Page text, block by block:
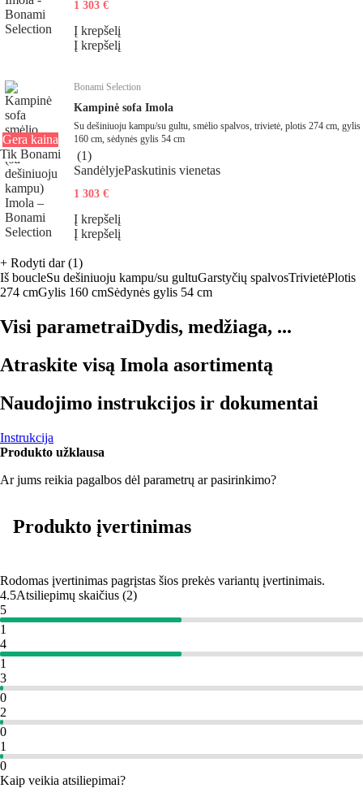
1 303 €
Į krepšelį
Į krepšelį
Gera kaina
Tik Bonami
Bonami Selection
Kampinė sofa Imola
Su dešiniuoju kampu/su gultu, smėlio spalvos, trivietė, plotis 274 cm, gylis
160 cm, sėdynės gylis 54 cm
(1)
SandėlyjePaskutinis vienetas
1 303 €
Į krepšelį
Į krepšelį
+ Rodyti dar (1)
Iš boucleSu dešiniuoju kampu/su gultuGarstyčių spalvosTrivietėPlotis
274 cmGylis 160 cmSėdynės gylis 54 cm
Visi parametraiDydis, medžiaga, ...
Atraskite visą Imola asortimentą
Naudojimo instrukcijos ir dokumentai
Instrukcija
Produkto užklausa
Ar jums reikia pagalbos dėl parametrų ar pasirinkimo?
Produkto įvertinimas
Rodomas įvertinimas pagrįstas šios prekės variantų įvertinimais.
4.5Atsiliepimų skaičius (2)
5
1
4
1
3
0
2
0
1
0
Kaip veikia atsiliepimai?